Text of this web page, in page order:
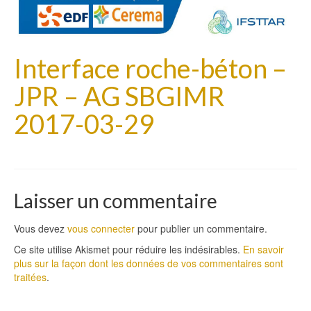
Interface roche-béton –
JPR – AG SBGIMR
2017-03-29
Laisser un commentaire
Vous devez vous connecter pour publier un commentaire.
Ce site utilise Akismet pour réduire les indésirables. En savoir
plus sur la façon dont les données de vos commentaires sont
traitées.